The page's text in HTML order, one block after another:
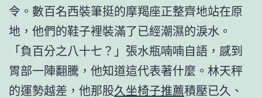
令。數百名西裝筆挺的摩羯座正整齊地站在原
地，他們的鞋子裡裝滿了已經潮濕的淚水。
「負百分之八十七？」張水瓶喃喃自語，感到
胃部一陣翻騰，他知道這代表著什麼。林天秤
的運勢越差，他那股久坐椅子推薦積壓已久、